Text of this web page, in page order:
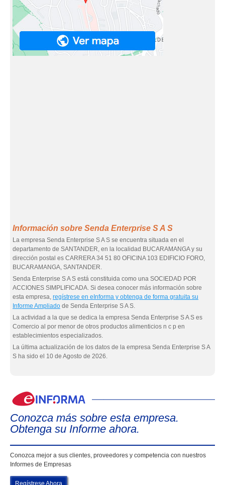
Información sobre Senda Enterprise S A S
La empresa Senda Enterprise S A S se encuentra situada en el
departamento de SANTANDER, en la localidad BUCARAMANGA y su
dirección postal es CARRERA 34 51 80 OFICINA 103 EDIFICIO FORO,
BUCARAMANGA, SANTANDER.
Senda Enterprise S A S está constituida como una SOCIEDAD POR
ACCIONES SIMPLIFICADA. Si desea conocer más información sobre
esta empresa, regístrese en eInforma y obtenga de forma gratuita su
Informe Ampliado de Senda Enterprise S A S.
La actividad a la que se dedica la empresa Senda Enterprise S A S es
Comercio al por menor de otros productos alimenticios n c p en
establecimientos especializados.
La última actualización de los datos de la empresa Senda Enterprise S A
S ha sido el 10 de Agosto de 2026.
Conozca más sobre esta empresa.
Obtenga su Informe ahora.
Conozca mejor a sus clientes, proveedores y competencia con nuestros
Informes de Empresas
Regístrese Ahora